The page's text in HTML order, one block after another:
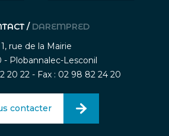
/ DAREMPRED
1, rue de la Mairie
- Plobannalec-Lesconil
20 22 - Fax : 02 98 82 24 20
contacter